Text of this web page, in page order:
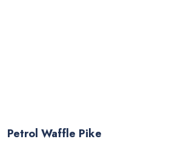
Petrol Waffle Pike